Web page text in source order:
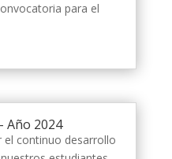
para el
Año 2024
el continuo desarrollo